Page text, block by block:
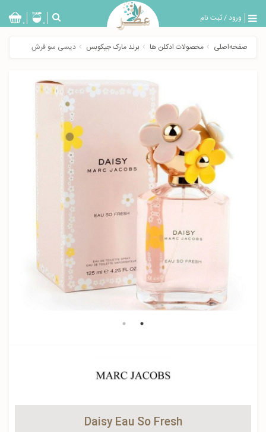
ورود/ثبت نام
بازگشت
0 0
صفحه‌اصلی محصولات ادکلن ها برند مارک جیکوبس دیسی سو فرش
Daisy Eau So Fresh